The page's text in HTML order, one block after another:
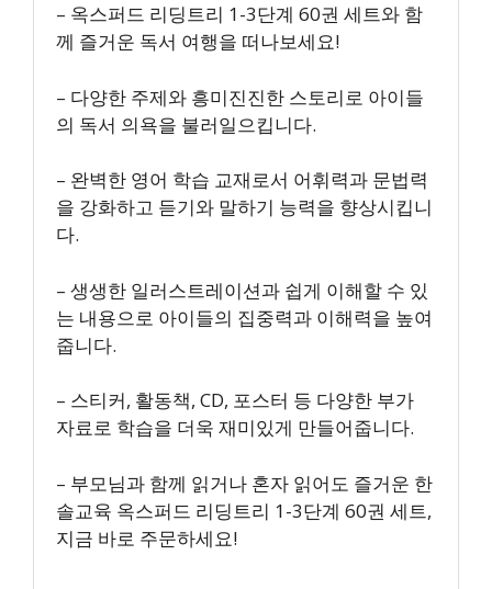
– 옥스퍼드 리딩트리 1-3단계 60권 세트와 함
께 즐거운 독서 여행을 떠나보세요!
– 다양한 주제와 흥미진진한 스토리로 아이들
의 독서 의욕을 불러일으킵니다.
– 완벽한 영어 학습 교재로서 어휘력과 문법력
을 강화하고 듣기와 말하기 능력을 향상시킵니
다.
– 생생한 일러스트레이션과 쉽게 이해할 수 있
는 내용으로 아이들의 집중력과 이해력을 높여
줍니다.
– 스티커, 활동책, CD, 포스터 등 다양한 부가
자료로 학습을 더욱 재미있게 만들어줍니다.
– 부모님과 함께 읽거나 혼자 읽어도 즐거운 한
솔교육 옥스퍼드 리딩트리 1-3단계 60권 세트,
지금 바로 주문하세요!